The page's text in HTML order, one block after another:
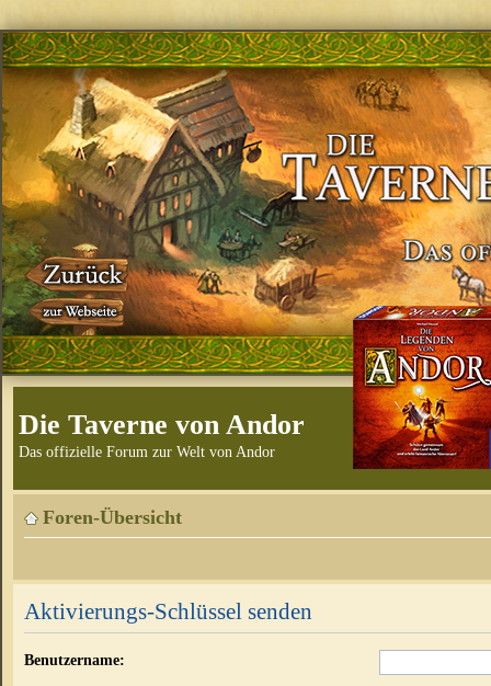
Die Taverne von Andor
Das offizielle Forum zur Welt von Andor
Foren-Übersicht
Aktivierungs-Schlüssel senden
Benutzername: